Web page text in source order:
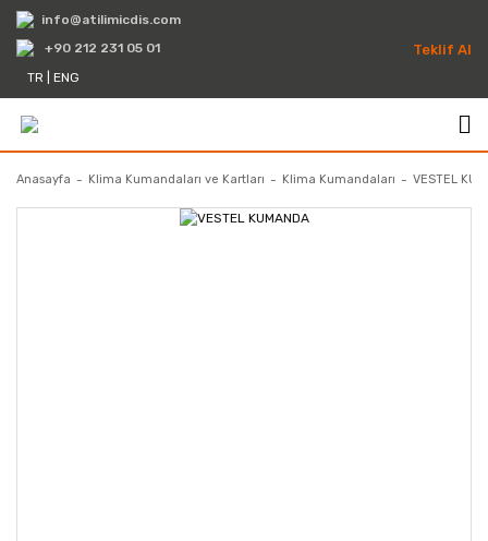
info@atilimicdis.com
+90 212 231 05 01
TR
ENG
Teklif Al
Anasayfa Klima Kumandaları ve Kartları Klima Kumandaları VESTEL